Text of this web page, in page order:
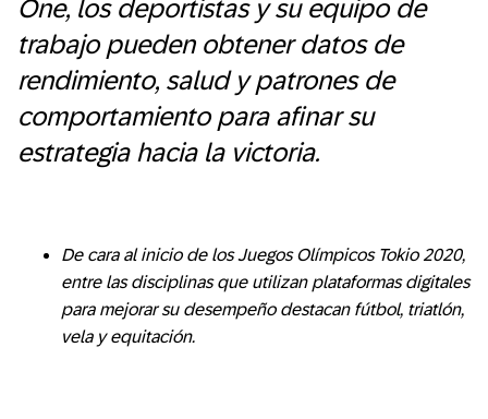
One, los deportistas y su equipo de
trabajo pueden obtener datos de
rendimiento, salud y patrones de
comportamiento para afinar su
estrategia hacia la victoria.
De cara al inicio de los Juegos Olímpicos Tokio 2020,
entre las disciplinas que utilizan plataformas digitales
para mejorar su desempeño destacan fútbol, triatlón,
vela y equitación.